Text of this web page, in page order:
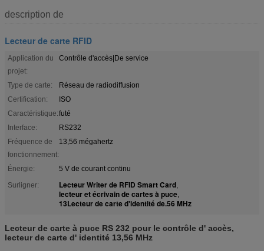
description de
Lecteur de carte RFID
Application du
projet:
Contrôle d'accès|De service
Type de carte:
Réseau de radiodiffusion
Certification:
ISO
Caractéristique:futé
Interface:
RS232
Fréquence de
fonctionnement:
13,56 mégahertz
Énergie:
5 V de courant continu
Surligner:
Lecteur Writer de RFID Smart Card,
lecteur et écrivain de cartes à puce,
13Lecteur de carte d'identité de.56 MHz
Lecteur de carte à puce RS 232 pour le contrôle d' accès,
lecteur de carte d' identité 13,56 MHz